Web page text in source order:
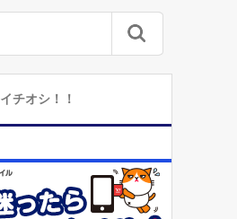
イチオシ！！